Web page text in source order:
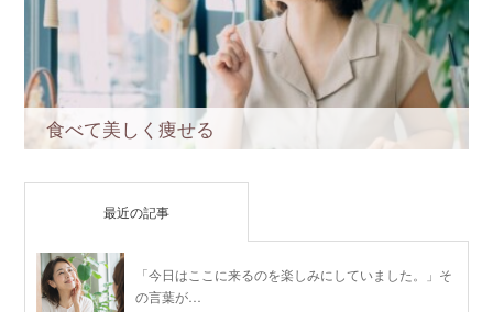
食べて美しく痩せる
最近の記事
「今日はここに来るのを楽しみにしていました。」そ
の言葉が…